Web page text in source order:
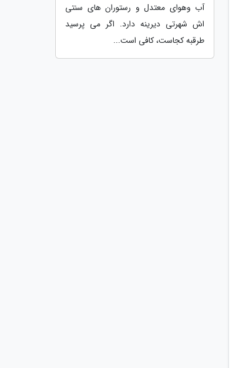
آب وهوای معتدل و رستوران های سنتی
اش شهرتی دیرینه دارد. اگر می پرسید
طرقبه کجاست، کافی است...